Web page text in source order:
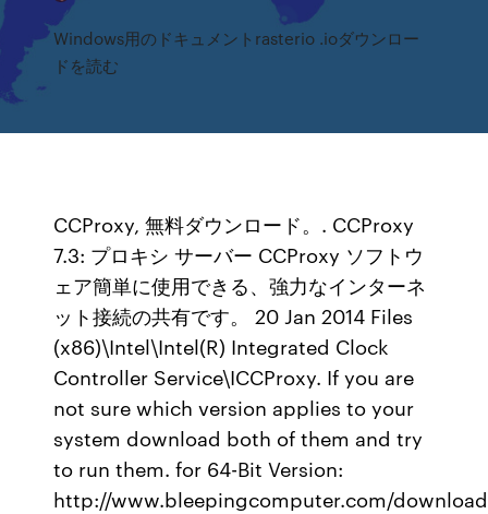
Windows用のドキュメントrasterio .ioダウンロー
ドを読む
CCProxy, 無料ダウンロード。. CCProxy
7.3: プロキシ サーバー CCProxy ソフトウ
ェア簡単に使用できる、強力なインターネ
ット接続の共有です。 20 Jan 2014 Files
(x86)\Intel\Intel(R) Integrated Clock
Controller Service\ICCProxy. If you are
not sure which version applies to your
system download both of them and try
to run them. for 64-Bit Version:
http://www.bleepingcomputer.com/